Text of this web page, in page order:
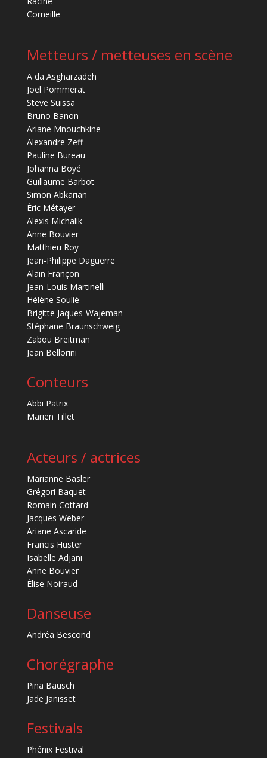
Corneille
Metteurs / metteuses en scène
Aïda Asgharzadeh
Joël Pommerat
Steve Suissa
Bruno Banon
Ariane Mnouchkine
Alexandre Zeff
Pauline Bureau
Johanna Boyé
Guillaume Barbot
Simon Abkarian
Éric Métayer
Alexis Michalik
Anne Bouvier
Matthieu Roy
Jean-Philippe Daguerre
Alain Françon
Jean-Louis Martinelli
Hélène Soulié
Brigitte Jaques-Wajeman
Stéphane Braunschweig
Zabou Breitman
Jean Bellorini
Conteurs
Abbi Patrix
Marien Tillet
Acteurs / actrices
Marianne Basler
Grégori Baquet
Romain Cottard
Jacques Weber
Ariane Ascaride
Francis Huster
Isabelle Adjani
Anne Bouvier
Élise Noiraud
Danseuse
Andréa Bescond
Chorégraphe
Pina Bausch
Jade Janisset
Festivals
Phénix Festival